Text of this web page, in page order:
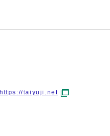
https://taiyuji.net